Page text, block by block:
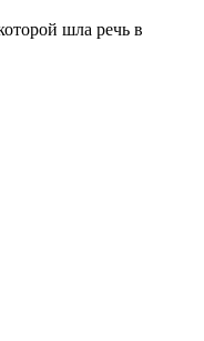
шла речь в